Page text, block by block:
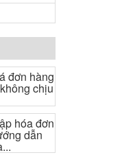
đơn hàng
chịu
hóa đơn
dẫn